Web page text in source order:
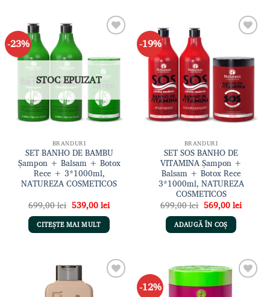
-23%
de
dorințe
STOC EPUIZAT
BRANDURI
SET BANHO DE BAMBU
Șampon + Balsam + Botox
Rece + 3*1000ml,
NATUREZA COSMETICOS
699,00lei Prețul
inițial
a
fost:
699,00 lei.
539,00leiPrețul
curent
este:
539,00 lei.
CITEȘTE MAI MULT
-19%
de
dorințe
BRANDURI
SET SOS BANHO DE
VITAMINA Șampon +
Balsam + Botox Rece
3*1000ml, NATUREZA
COSMETICOS
699,00lei Prețul
inițial
a
fost:
699,00 lei.
569,00leiPrețul
curent
ADAUGĂ ÎN COȘ
-12% Adaugă